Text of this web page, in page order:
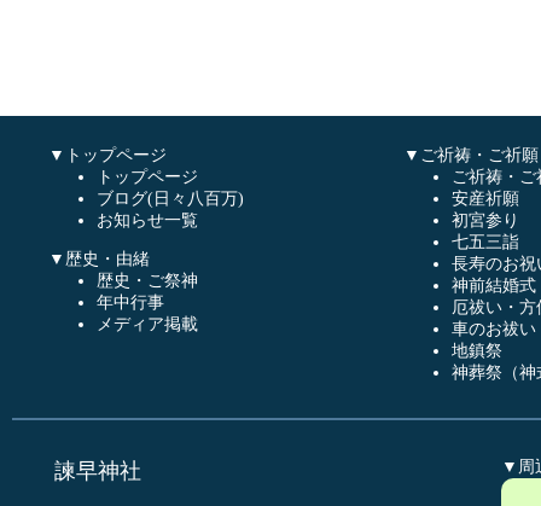
▼トップページ
トップページ
ブログ(日々八百万)
お知らせ一覧
▼歴史・由緒
歴史・ご祭神
年中行事
メディア掲載
▼ご祈祷・ご祈願
ご祈祷・
安産祈願
初宮参り
七五三詣
長寿のお祝
神前結婚式
厄祓い・方
車のお祓い
地鎮祭
神葬祭（神
諫早神社 ▼周